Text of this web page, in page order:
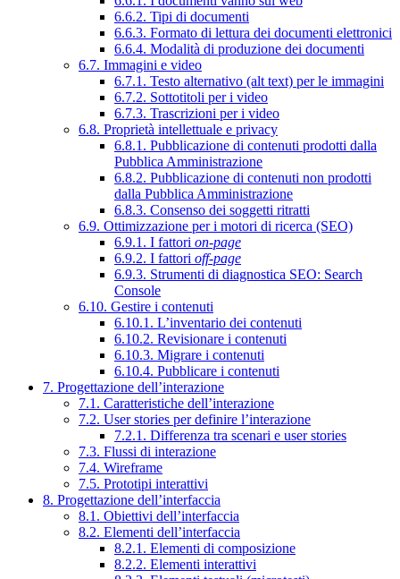
6.6.2. Tipi di documenti
6.6.3. Formato di lettura dei documenti elettronici
6.6.4. Modalità di produzione dei documenti
6.7. Immagini e video
6.7.1. Testo alternativo (alt text) per le immagini
6.7.2. Sottotitoli per i video
6.7.3. Trascrizioni per i video
6.8. Proprietà intellettuale e privacy
6.8.1. Pubblicazione di contenuti prodotti dalla
Pubblica Amministrazione
6.8.2. Pubblicazione di contenuti non prodotti
dalla Pubblica Amministrazione
6.8.3. Consenso dei soggetti ritratti
6.9. Ottimizzazione per i motori di ricerca (SEO)
6.9.1. I fattori on-page
6.9.2. I fattori off-page
6.9.3. Strumenti di diagnostica SEO: Search
Console
6.10. Gestire i contenuti
6.10.1. L’inventario dei contenuti
6.10.2. Revisionare i contenuti
6.10.3. Migrare i contenuti
6.10.4. Pubblicare i contenuti
7. Progettazione dell’interazione
7.1. Caratteristiche dell’interazione
7.2. User stories per definire l’interazione
7.2.1. Differenza tra scenari e user stories
7.3. Flussi di interazione
7.4. Wireframe
7.5. Prototipi interattivi
8. Progettazione dell’interfaccia
8.1. Obiettivi dell’interfaccia
8.2. Elementi dell’interfaccia
8.2.1. Elementi di composizione
8.2.2. Elementi interattivi